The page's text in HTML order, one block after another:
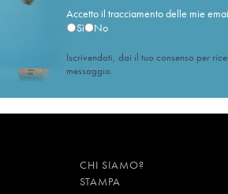
Accetto il tracciamento delle mie
Sì
No
Iscrivendoti, dai il tuo consenso per
messaggio.
CHI SIAMO?
STAMPA